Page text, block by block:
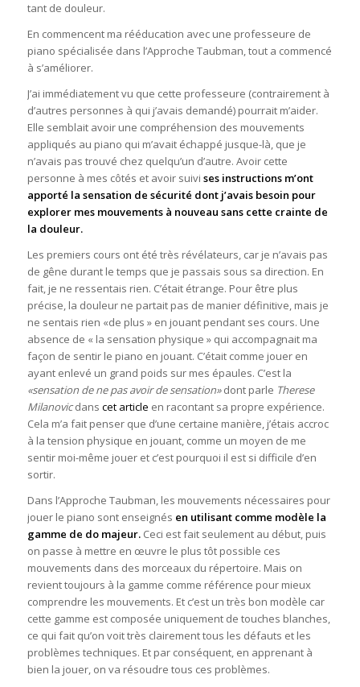
tant de douleur.
En commencent ma rééducation avec une professeure de
piano spécialisée dans l’Approche Taubman, tout a commencé
à s’améliorer.
J’ai immédiatement vu que cette professeure (contrairement à
d’autres personnes à qui j’avais demandé) pourrait m’aider.
Elle semblait avoir une compréhension des mouvements
appliqués au piano qui m’avait échappé jusque-là, que je
n’avais pas trouvé chez quelqu’un d’autre. Avoir cette
personne à mes côtés et avoir suivi ses instructions m’ont
apporté la sensation de sécurité dont j’avais besoin pour
explorer mes mouvements à nouveau sans cette crainte de
la douleur.
Les premiers cours ont été très révélateurs, car je n’avais pas
de gêne durant le temps que je passais sous sa direction. En
fait, je ne ressentais rien. C’était étrange. Pour être plus
précise, la douleur ne partait pas de manier définitive, mais je
ne sentais rien «de plus » en jouant pendant ses cours. Une
absence de « la sensation physique » qui accompagnait ma
façon de sentir le piano en jouant. C’était comme jouer en
ayant enlevé un grand poids sur mes épaules. C’est la
«sensation de ne pas avoir de sensation»dont parle Therese
Milanovicdans cet article en racontant sa propre expérience.
Cela m’a fait penser que d’une certaine manière, j’étais accroc
à la tension physique en jouant, comme un moyen de me
sentir moi-même jouer et c’est pourquoi il est si difficile d’en
sortir.
Dans l’Approche Taubman, les mouvements nécessaires pour
jouer le piano sont enseignés en utilisant comme modèle la
gamme de do majeur.Ceci est fait seulement au début, puis
on passe à mettre en œuvre le plus tôt possible ces
mouvements dans des morceaux du répertoire. Mais on
revient toujours à la gamme comme référence pour mieux
comprendre les mouvements. Et c’est un très bon modèle car
cette gamme est composée uniquement de touches blanches,
ce qui fait qu’on voit très clairement tous les défauts et les
problèmes techniques. Et par conséquent, en apprenant à
bien la jouer, on va résoudre tous ces problèmes.